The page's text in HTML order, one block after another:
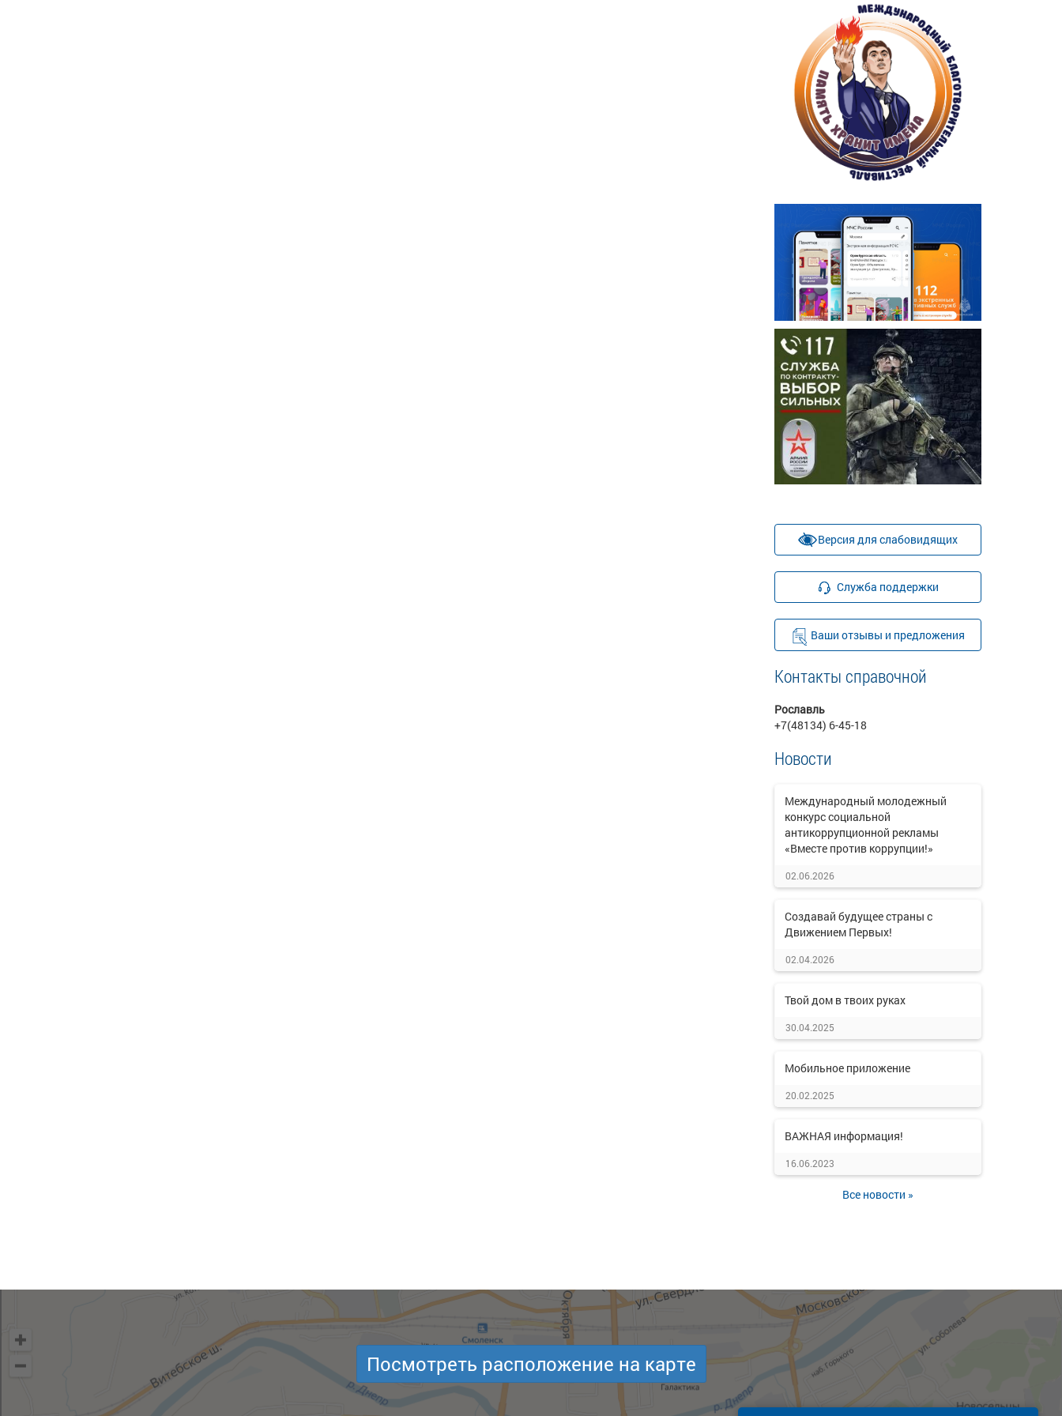
Версия для слабовидящих
Служба поддержки
Ваши отзывы и предложения
Контакты справочной
Рославль
+7(48134) 6-45-18
Новости
Международный молодежный
конкурс социальной
антикоррупционной рекламы
«Вместе против коррупции!»
02.06.2026
Создавай будущее страны с
Движением Первых!
02.04.2026
Твой дом в твоих руках
30.04.2025
Мобильное приложение
20.02.2025
ВАЖНАЯ информация!
16.06.2023
Все новости »
Посмотреть расположение на карте